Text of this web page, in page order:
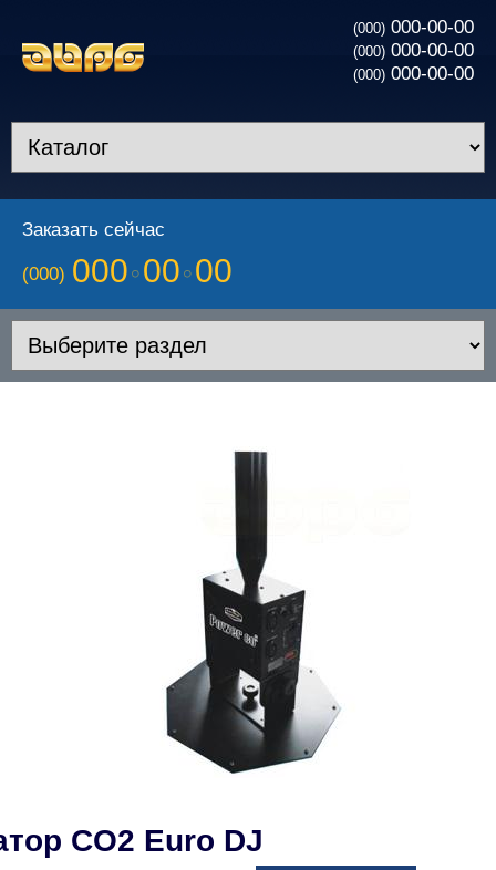
(000) 000-00-00
(000) 000-00-00
(000) 000-00-00
Заказать сейчас
(000) 000 00 00
CO2 Euro DJ